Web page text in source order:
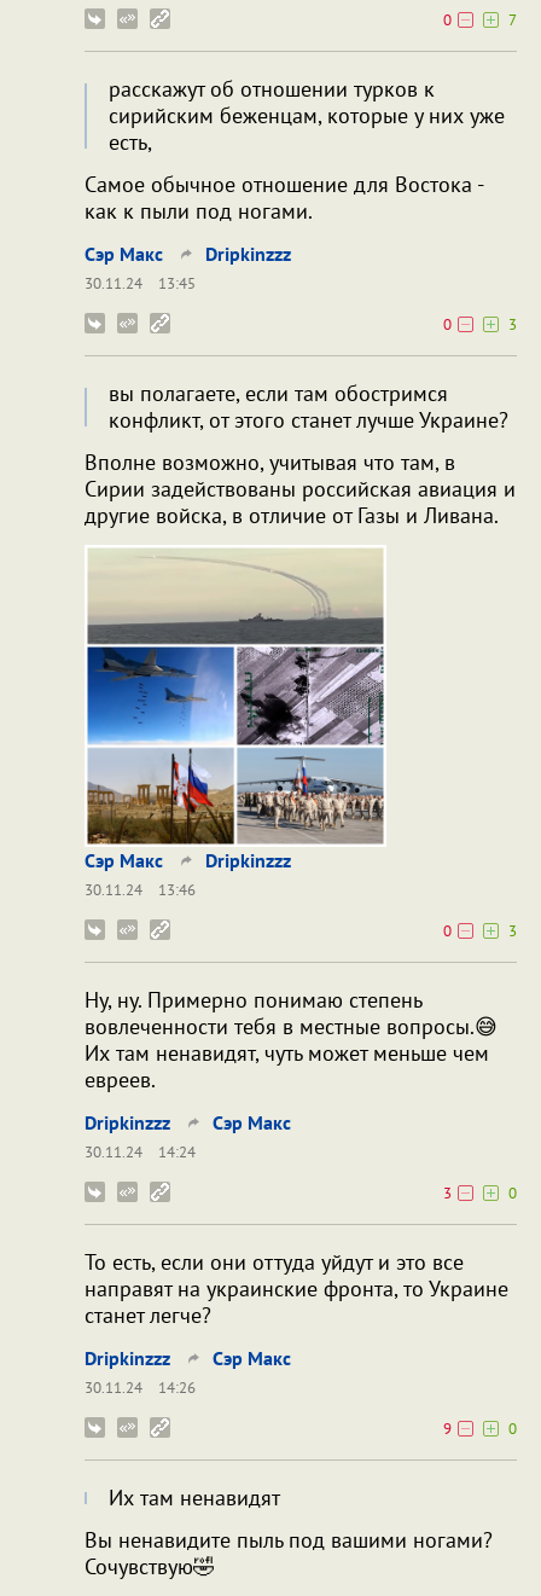
0 7
расскажут об отношении турков к
сирийским беженцам, которые у них уже
есть,
Самое обычное отношение для Востока -
как к пыли под ногами.
Сэр Макс Dripkinzzz
30.11.24
13:45
0
3
вы полагаете, если там обостримся
конфликт, от этого станет лучше Украине?
Вполне возможно, учитывая что там, в
Сирии задействованы российская авиация и
другие войска, в отличие от Газы и Ливана.
Сэр Макс Dripkinzzz
30.11.24
13:46
0
3
Ну, ну. Примерно понимаю степень
вовлеченности тебя в местные вопросы.😅
Их там ненавидят, чуть может меньше чем
евреев.
Dripkinzzz Сэр Макс
30.11.24
14:24
3
0
То есть, если они оттуда уйдут и это все
направят на украинские фронта, то Украине
станет легче?
Dripkinzzz Сэр Макс
30.11.24
14:26
9
0
Их там ненавидят
Вы ненавидите пыль под вашими ногами?
Сочувствую🤣